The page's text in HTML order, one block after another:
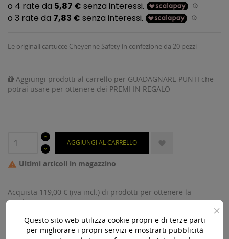
Le originali cartucce Cheyenne Safety in confezione da 20 pezzi
Aggiungi prodotti al carrello per GUADAGNARE PUNTI che
potrai usare per ottenere dei PREMI IN REGALO
AGGIUNGI AL CARRELLO 
 Ultimi articoli in magazzino
Acquista 119,00 € (iva incl.) di prodotti per ottenere la
spedizione gratuita!
×
Questo sito web utilizza cookie propri e di terze parti
per migliorare i propri servizi e mostrarti pubblicità